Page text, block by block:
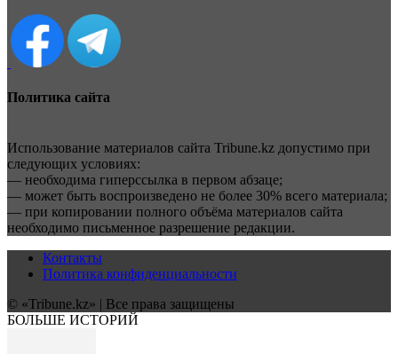
Политика сайта
Использование материалов сайта Tribune.kz допустимо при
следующих условиях:
— необходима гиперссылка в первом абзаце;
— может быть воспроизведено не более 30% всего материала;
— при копировании полного объёма материалов сайта
необходимо письменное разрешение редакции.
Контакты
Политика конфиденциальности
© «Tribune.kz» | Все права защищены
БОЛЬШЕ ИСТОРИЙ